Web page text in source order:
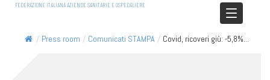
FEDERAZIONE ITALIANA AZIENDE SANITARIE E OSPEDALIERE
/ Press room / Comunicati STAMPA / Covid, ricoveri giù: -5,8%...